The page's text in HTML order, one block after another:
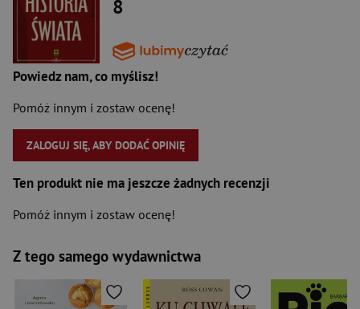
8
Powiedz nam, co myślisz!
Pomóż innym i zostaw ocenę!
ZALOGUJ SIĘ, ABY DODAĆ OPINIĘ
Ten produkt nie ma jeszcze żadnych recenzji
Pomóż innym i zostaw ocenę!
Z tego samego wydawnictwa